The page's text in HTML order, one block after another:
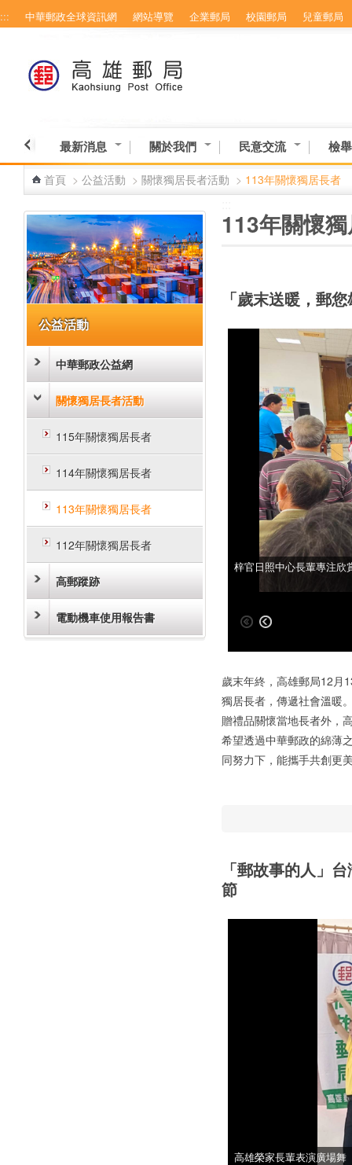
跳到主要內容區塊
::: 中華郵政全球資訊網 網站導覽 企業郵局 校園郵局 兒童郵局
最新消息 關於我們 民意交流 檢
首頁 > 公益活動 > 關懷獨居長者活動 > 113年關懷獨居長者
公益活動
中華郵政公益網
關懷獨居長者活動
115年關懷獨居長者
114年關懷獨居長者
113年關懷獨居長者
112年關懷獨居長者
高郵蹤跡
電動機車使用報告書
113年關懷
「歲末送暖，郵
高雄郵局與梓官日照中心
梓官日照中心長輩專注欣
歲末年終，高雄郵局12月
獨居長者，傳遞社會溫暖
贈禮品關懷當地長者外，
希望透過中華郵政的綿薄
同努力下，能攜手共創更
「郵故事的人」
節
國軍寶寶以動感舞蹈熱鬧
高雄榮家長輩表演廣場舞